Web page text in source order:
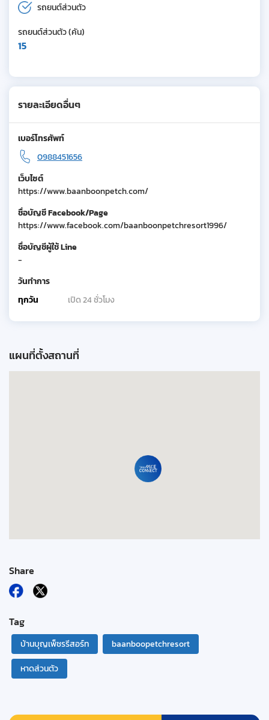
รถยนต์ส่วนตัว
รถยนต์ส่วนตัว (คัน)
15
รายละเอียดอื่นๆ
เบอร์โทรศัพท์
0988451656
เว็บไซต์
https://www.baanboonpetch.com/
ชื่อบัญชี Facebook/Page
https://www.facebook.com/baanboonpetchresort1996/
ชื่อบัญชีผู้ใช้ Line
-
วันทำการ
ทุกวัน
เปิด 24 ชั่วโมง
แผนที่ตั้งสถานที่
Share
Tag
บ้านบุญเพ็ชรรีสอร์ท
baanboopetchresort
หาดส่วนตัว